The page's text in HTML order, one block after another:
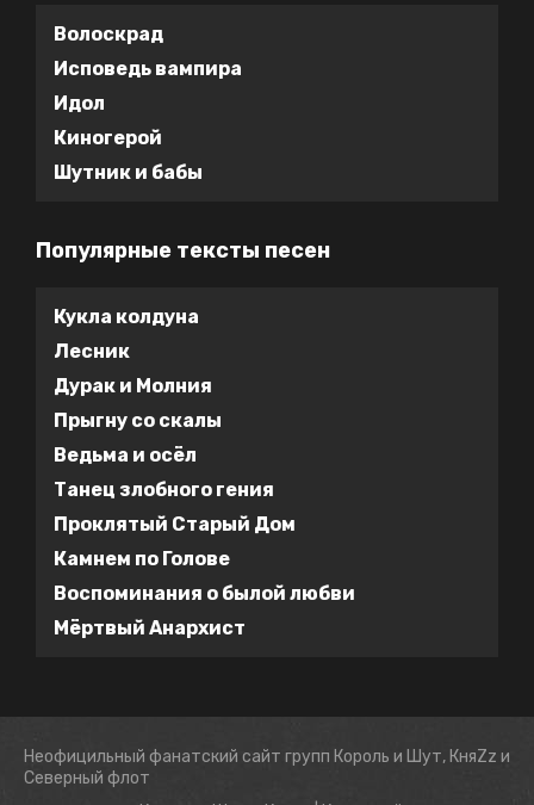
Волоскрад
Исповедь вампира
Идол
Киногерой
Шутник и бабы
Популярные тексты песен
Кукла колдуна
Лесник
Дурак и Молния
Прыгну со скалы
Ведьма и осёл
Танец злобного гения
Проклятый Старый Дом
Камнем по Голове
Воспоминания о былой любви
Мёртвый Анархист
Неофицильный фанатский сайт групп Король и Шут, КняZz и
Северный флот